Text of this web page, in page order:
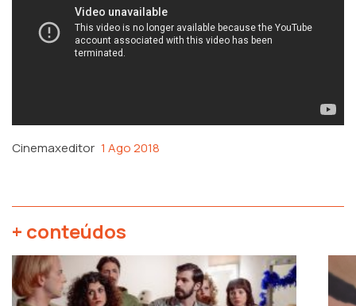
Cinemaxeditor 1 Ago 2018
+ conteúdos